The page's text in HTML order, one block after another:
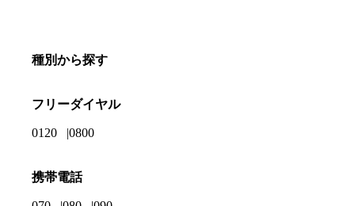
種別から探す
フリーダイヤル
0120 0800
携帯電話